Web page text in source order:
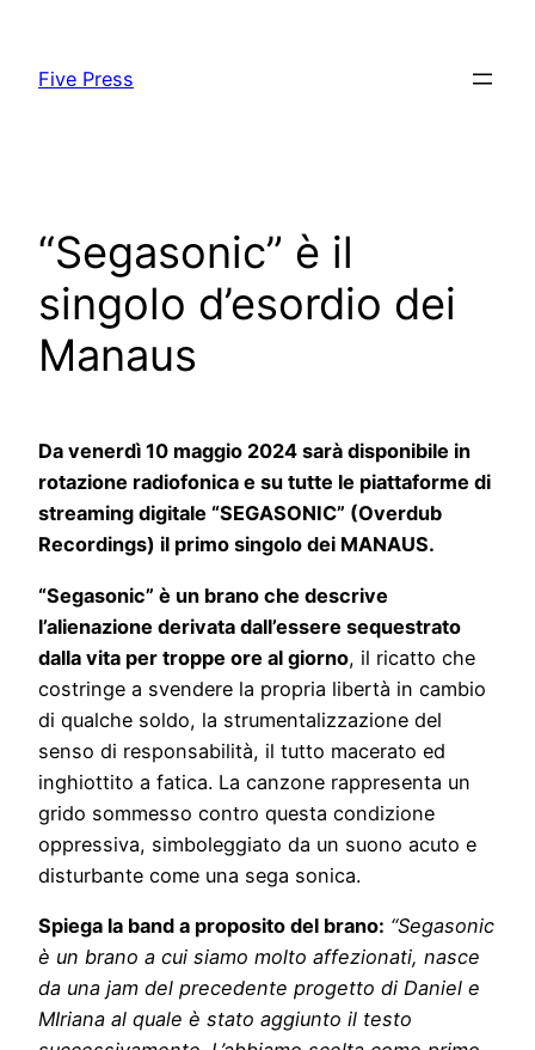
content
Five Press
“Segasonic” è il
singolo d’esordio dei
Manaus
Da venerdì 10 maggio 2024 sarà disponibile in
rotazione radiofonica e su tutte le piattaforme di
streaming digitale “SEGASONIC” (Overdub
Recordings) il primo singolo dei MANAUS.
“Segasonic” è un brano che descrive
l’alienazione derivata dall’essere sequestrato
dalla vita per troppe ore al giorno, il ricatto che
costringe a svendere la propria libertà in cambio
di qualche soldo, la strumentalizzazione del
senso di responsabilità, il tutto macerato ed
inghiottito a fatica. La canzone rappresenta un
grido sommesso contro questa condizione
oppressiva, simboleggiato da un suono acuto e
disturbante come una sega sonica.
Spiega la band a proposito del brano: “Segasonic
è un brano a cui siamo molto affezionati, nasce
da una jam del precedente progetto di Daniel e
MIriana al quale è stato aggiunto il testo